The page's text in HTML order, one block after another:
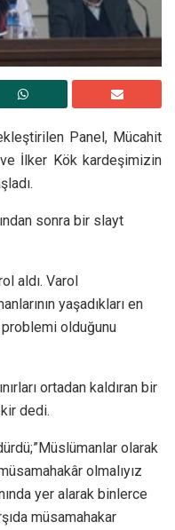
Panel, Mücahit
ve İlker Kök kardeşimizin
sonra bir slayt
aldı. Varol
yaşadıkları en
olduğunu
ortadan kaldıran bir
dedi.
olarak
olmalıyız
yer alarak binlerce
müsamahakar